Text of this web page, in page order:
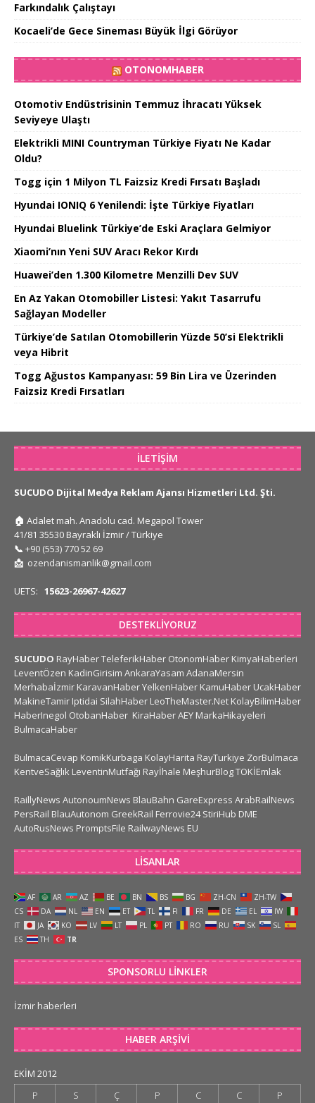
Farkındalık Çalıştayı
Kocaeli’de Gece Sineması Büyük İlgi Görüyor
OTONOMHABER
Otomotiv Endüstrisinin Temmuz İhracatı Yüksek
Seviyeye Ulaştı
Elektrikli MINI Countryman Türkiye Fiyatı Ne Kadar
Oldu?
Togg için 1 Milyon TL Faizsiz Kredi Fırsatı Başladı
Hyundai IONIQ 6 Yenilendi: İşte Türkiye Fiyatları
Hyundai Bluelink Türkiye’de Eski Araçlara Gelmiyor
Xiaomi’nın Yeni SUV Aracı Rekor Kırdı
Huawei’den 1.300 Kilometre Menzilli Dev SUV
En Az Yakan Otomobiller Listesi: Yakıt Tasarrufu
Sağlayan Modeller
Türkiye’de Satılan Otomobillerin Yüzde 50’si Elektrikli
veya Hibrit
Togg Ağustos Kampanyası: 59 Bin Lira ve Üzerinden
Faizsiz Kredi Fırsatları
İLETIŞIM
SUCUDO Dijital Medya Reklam Ajansı Hizmetleri Ltd. Şti.
🏠 Adalet mah. Anadolu cad. Megapol Tower
41/81 35530 Bayraklı İzmir / Türkiye
📞 +90 (553) 770 52 69
📩 ozendanismanlik@gmail.com
UETS: 15623-26967-42627
DESTEKLIYORUZ
SUCUDO RayHaberTeleferikHaber OtonomHaber KimyaHaberleri
LeventÖzen KadinGirisim AnkaraYasam AdanaMersin
Merhabaİzmir KaravanHaberYelkenHaber KamuHaber UcakHaber
MakineTamir Iptidai SilahHaber LeoTheMaster.Net KolayBilimHaber
HaberInegol OtobanHaber KiraHaberAEY MarkaHikayeleri
BulmacaHaber
BulmacaCevap KomikKurbaga KolayHarita RayTurkiye ZorBulmaca
KentveSağlık LeventinMutfağı Rayİhale MeşhurBlogTOKİEmlak
RaillyNews AutonoumNews BlauBahn GareExpress ArabRailNews
PersRail BlauAutonom GreekRail Ferrovie24 StiriHub DME
AutoRusNews PromptsFile RailwayNews EU
LISANLAR
AF AR AZ BE BN BS BG ZH-CN
ZH-TW
CS
DA NL EN ET TL FI FR DE EL
IW
IT
JA KO LV LT PL PT RO RU SK
SL
ES
TH TR
SPONSORLU LINKLER
İzmir haberleri
HABER ARŞIVI
EKIM 2012
P
S Ç P C C P